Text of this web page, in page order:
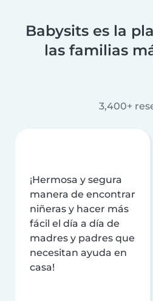
Babysits es la
las familias
3,400+
¡Hermosa y segura
manera de encontrar
niñeras y hacer más
fácil el día a día de
madres y padres que
necesitan ayuda en
casa!